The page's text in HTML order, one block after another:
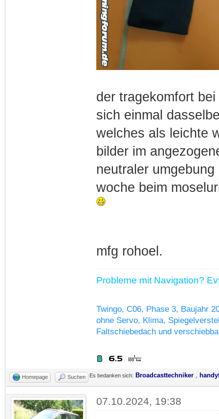
der tragekomfort
sich einmal
welches als leichte
bilder im
neutraler
woche beim
mfg rohoel.
Probleme mit Navigation?
Twingo, C06, Phase 3, Baujahr
ohne Servo, Klima,
Faltschiebedach und
Homepage Suchen Es bedanken sich: Broadcasttechniker
07.10.2024, 19:38